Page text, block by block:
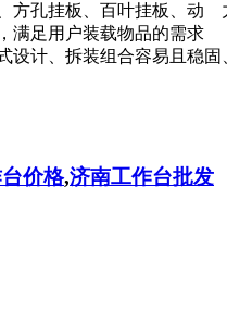
方孔挂板、百叶挂板、动
满足用户装载物品的需求
设计、拆装组合容易且稳固
价格,济南工作台批发